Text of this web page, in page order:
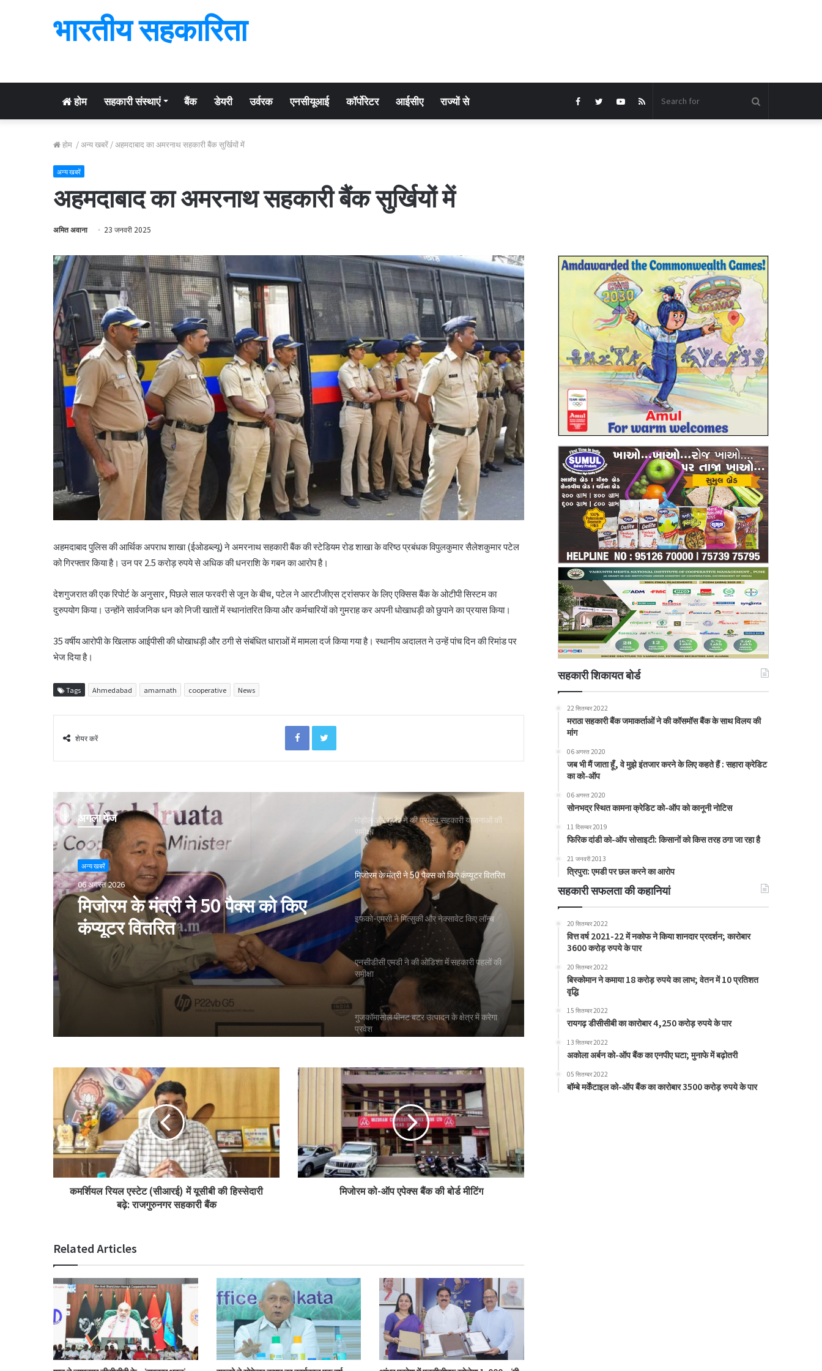
भारतीय सहकारिता
होम सहकारी संस्थाएं बैंक डेयरी उर्वरक एनसीयूआई कॉर्पोरेटर आईसीए राज्यों से RSS
YouTube
Twitter
Facebook
होम /अन्य खबरें /अहमदाबाद का अमरनाथ सहकारी बैंक सुर्खियों में
अन्य खबरें
अहमदाबाद का अमरनाथ सहकारी बैंक सुर्खियों में
अमित अवाना 23 जनवरी 2025
अहमदाबाद पुलिस की आर्थिक अपराध शाखा (ईओडब्ल्यू) ने अमरनाथ सहकारी बैंक की स्टेडियम रोड शाखा के वरिष्ठ प्रबंधक विपुलकुमार सैलेशकुमार पटेल
को गिरफ्तार किया है। उन पर 2.5 करोड़ रुपये से अधिक की धनराशि के गबन का आरोप है।
देशगुजरात की एक रिपोर्ट के अनुसार, पिछले साल फरवरी से जून के बीच, पटेल ने आरटीजीएस ट्रांसफर के लिए एक्सिस बैंक के ओटीपी सिस्टम का
दुरुपयोग किया। उन्होंने सार्वजनिक धन को निजी खातों में स्थानांतरित किया और कर्मचारियों को गुमराह कर अपनी धोखाधड़ी को छुपाने का प्रयास किया।
35 वर्षीय आरोपी के खिलाफ आईपीसी की धोखाधड़ी और ठगी से संबंधित धाराओं में मामला दर्ज किया गया है। स्थानीय अदालत ने उन्हें पांच दिन की रिमांड पर
भेज दिया है।
Tags Ahmedabad amarnath cooperative News
शेयर करें
FacebookTwitter
अगला पेज
अन्य खबरें
06 अगस्त 2026
मिजोरम के मंत्री ने 50 पैक्स को किए
कंप्यूटर वितरित
बिहार के मुख्यमंत्री ने की सहकारी बैंकिंग कार्यों की
पीएम-किसान योजना के विस्तार का संघानी ने किया
स्वागत
ओडिशा के 29.5 लाख किसानों को मिला नैनो उर्वरकों
मोहोल और गुर्जर ने की प्रमुख सहकारी योजनाओं की
समीक्षा
मिजोरम के मंत्री ने 50 पैक्स को किए कंप्यूटर वितरित
इफको-एमसी ने मित्सुकी और नेक्सावेट किए लॉन्च
एनसीडीसी एमडी ने की ओडिशा में सहकारी पहलों की
समीक्षा
गुजकॉमासोल पीनट बटर उत्पादन के क्षेत्र में करेगा
प्रवेश
बिहार के मुख्यमंत्री ने की सहकारी बैंकिंग कार्यों की
समीक्षा
पीएम-किसान योजना के विस्तार का संघानी ने किया
स्वागत
निर्वाचित
ओडिशा के 29.5 लाख किसानों को मिला नैनो उर्वरकों
का लाभ: राज्य मंत्री
मोहोल और गुर्जर ने की प्रमुख सहकारी योजनाओं की
समीक्षा
कमर्शियल रियल एस्टेट (सीआरई) में यूसीबी की हिस्सेदारी
बढ़े: राजगुरुनगर सहकारी बैंक
मिजोरम को-ऑप एपेक्स बैंक की बोर्ड मीटिंग
Related Articles
सहकारी शिकायत बोर्ड
22 सितम्बर 2022
मराठा सहकारी बैंक जमाकर्ताओं ने की कॉसमॉस बैंक के साथ विलय की
मांग
06 अगस्त 2020
जब भी मैं जाता हूँ, वे मुझे इंतजार करने के लिए कहते हैं : सहारा क्रेडिट
का को-ऑप
06 अगस्त 2020
सोनभद्र स्थित कामना क्रेडिट को-ऑप को कानूनी नोटिस
11 दिसम्बर 2019
फिरिक दांडी को-ऑप सोसाइटी: किसानों को किस तरह ठगा जा रहा है
21 जनवरी 2013
त्रिपुरा: एमडी पर छल करने का आरोप
सहकारी सफलता की कहानियां
20 सितम्बर 2022
वित्त वर्ष 2021-22 में नकोफ ने किया शानदार प्रदर्शन; कारोबार
3600 करोड़ रुपये के पार
20 सितम्बर 2022
बिस्कोमान ने कमाया 18 करोड़ रुपये का लाभ; वेतन में 10 प्रतिशत
वृद्धि
15 सितम्बर 2022
रायगढ़ डीसीसीबी का कारोबार 4,250 करोड़ रुपये के पार
13 सितम्बर 2022
अकोला अर्बन को-ऑप बैंक का एनपीए घटा; मुनाफे में बढ़ोतरी
05 सितम्बर 2022
बॉम्बे मर्केंटाइल को-ऑप बैंक का कारोबार 3500 करोड़ रुपये के पार